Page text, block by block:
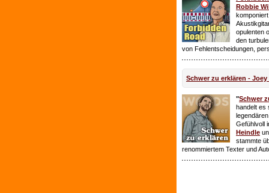
Robbie
opulenten
den
von Fehlentscheidungen,
Schwer zu erklären - Joey
"Schwer
handelt es
Gefühlvoll
Heindle
stammte
renommiertem Texter und